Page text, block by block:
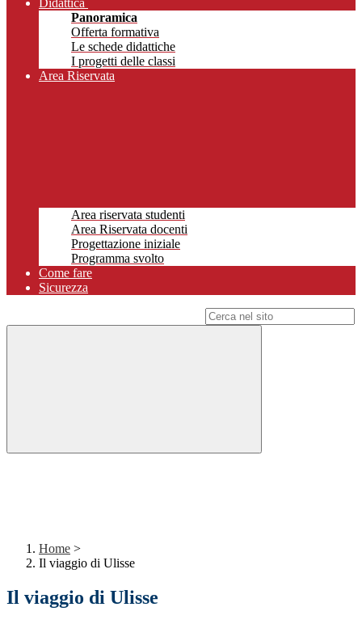
Didattica
Panoramica
Offerta formativa
Le schede didattiche
I progetti delle classi
Area Riservata
Area riservata studenti
Area Riservata docenti
Progettazione iniziale
Programma svolto
Come fare
Sicurezza
Home >
Il viaggio di Ulisse
Il viaggio di Ulisse